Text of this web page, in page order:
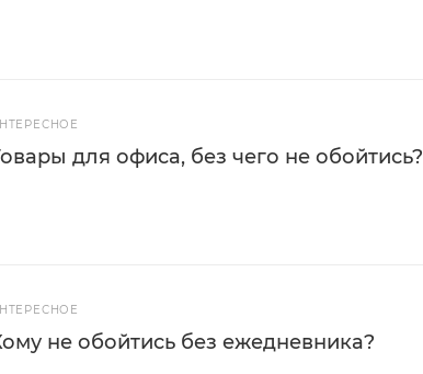
для офиса, без чего не обойтись?
не обойтись без ежедневника?